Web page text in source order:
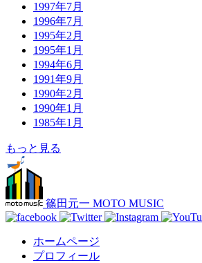
1997年7月
1996年7月
1995年2月
1995年1月
1994年6月
1991年9月
1990年2月
1990年1月
1985年1月
もっと見る
篠田元一 MOTO MUSIC
ホームページ
プロフィール